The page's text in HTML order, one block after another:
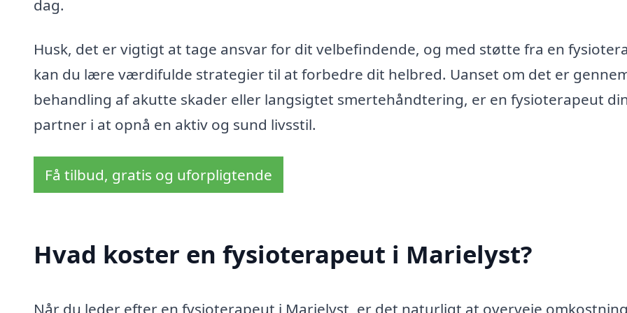
dag.
Husk, det er vigtigt at tage ansvar for dit velbefindende, og med støtte fra en
kan du lære værdifulde strategier til at forbedre dit helbred. Uanset om det er
behandling af akutte skader eller langsigtet smertehåndtering, er en fysioterapeut
partner i at opnå en aktiv og sund livsstil.
Få tilbud, gratis og uforpligtende
Hvad koster en fysioterapeut i Marielyst?
Når du leder efter en fysioterapeut i Marielyst, er det naturligt at overveje